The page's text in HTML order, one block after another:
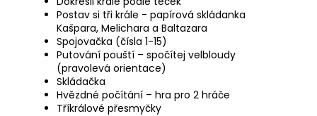
Postav si tři krále - papírová skládanka
Kašpara, Melichara a Baltazara
Spojovačka (čísla 1-15)
Putování pouští – spočítej velbloudy
(pravolevá orientace)
Skládačka
Hvězdné počítání – hra pro 2 hráče
Tříkrálové přesmyčky